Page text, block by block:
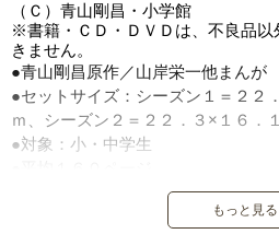
（Ｃ）青山剛昌・小学館
※書籍・ＣＤ・ＤＶＤは、不良品以
きません。
●青山剛昌原作／山岸栄一他まんが
●セットサイズ：シーズン１＝２２
ｍ、シーズン２＝２２．３×１６．
●対象：小・中学生
●定価：シーズン１＝１２，９３６
もっと見る